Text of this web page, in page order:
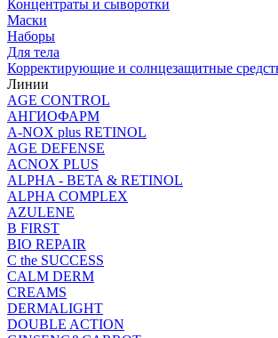
Концентраты и сыворотки
Маски
Наборы
Для тела
Корректирующие и солнцезащитные
Линии
AGE CONTROL
АНГИОФАРМ
A-NOX plus RETINOL
AGE DEFENSE
ACNOX PLUS
ALPHA - BETA & RETINOL
ALPHA COMPLEX
AZULENE
B FIRST
BIO REPAIR
C the SUCCESS
CALM DERM
CREAMS
DERMALIGHT
DOUBLE ACTION